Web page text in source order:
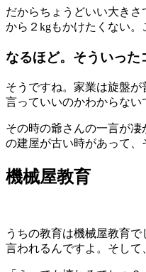
だからちょうどいい大き
から２ kgもかけたくない
なるほど。そういった
そうですね。家業は旋盤
言っていいのかわからない
その時の爺さんの一言が
の建屋が古い時があって、
機械屋教育
うちの教育は機械屋教育
言われるんですよ。そして